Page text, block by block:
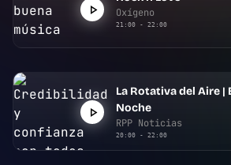
Oxígeno
21:00 - 22:00
La Rotativa del Aire |
Noche
RPP Noticias
20:00 - 22:00